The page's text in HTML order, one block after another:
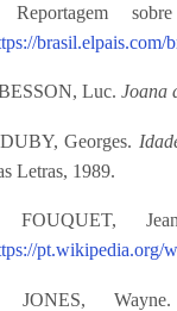
brasil.elpais.com/
Luc. Joana
Georges.
Letras, 1989.
T,